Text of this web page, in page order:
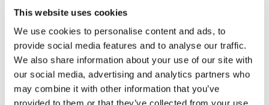
This website uses cookies
We use cookies to personalise content and ads, to
provide social media features and to analyse our traffic.
We also share information about your use of our site with
our social media, advertising and analytics partners who
may combine it with other information that you’ve